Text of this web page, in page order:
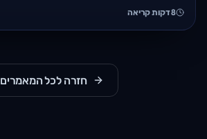
8דקות קריאה
חזרה לכל המאמרים